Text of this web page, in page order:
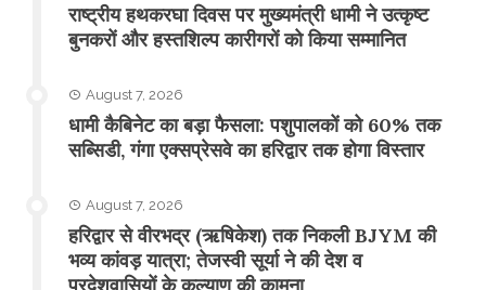
राष्ट्रीय हथकरघा दिवस पर मुख्यमंत्री धामी ने उत्कृष्ट
बुनकरों और हस्तशिल्प कारीगरों को किया सम्मानित
August 7, 2026
​धामी कैबिनेट का बड़ा फैसला: पशुपालकों को 60% तक
सब्सिडी, गंगा एक्सप्रेसवे का हरिद्वार तक होगा विस्तार
August 7, 2026
​हरिद्वार से वीरभद्र (ऋषिकेश) तक निकली BJYM की
भव्य कांवड़ यात्रा; तेजस्वी सूर्या ने की देश व
प्रदेशवासियों के कल्याण की कामना